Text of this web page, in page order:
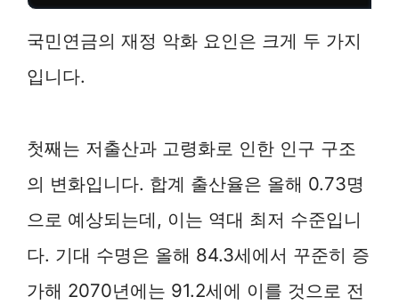
국민연금의 재정 악화 요인은 크게 두 가지
입니다.
첫째는 저출산과 고령화로 인한 인구 구조
의 변화입니다. 합계 출산율은 올해 0.73명
으로 예상되는데, 이는 역대 최저 수준입니
다. 기대 수명은 올해 84.3세에서 꾸준히 증
가해 2070년에는 91.2세에 이를 것으로 전